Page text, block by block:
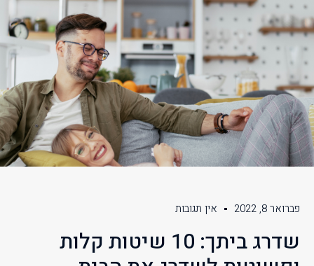
פברואר 8, 2022 אין תגובות
שדרג ביתך: 10 שיטות קלות